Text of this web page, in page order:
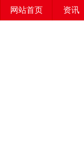
网站首页 资讯